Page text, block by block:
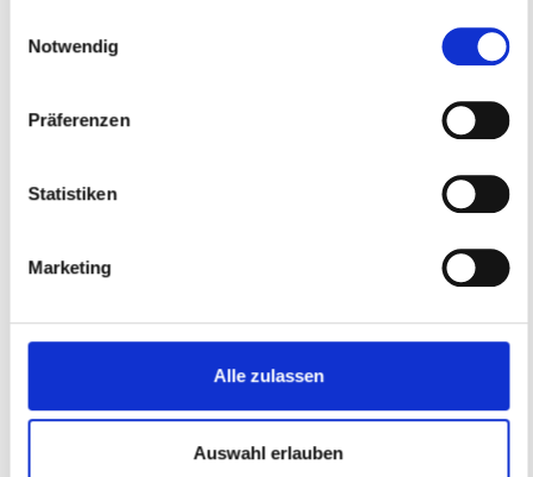
Notwendig
Präferenzen
Statistiken
Marketing
Alle zulassen
Auswahl erlauben